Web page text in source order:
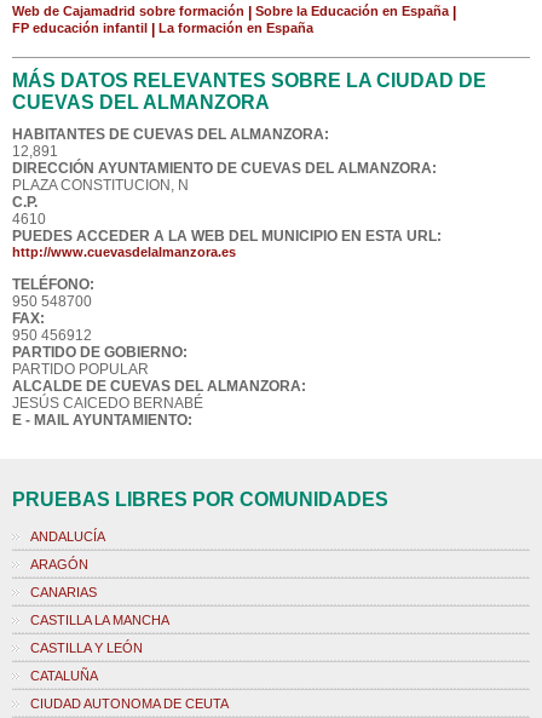
Web de Cajamadrid sobre formación Sobre la Educación en España
FP educación infantil La formación en España
MÁS DATOS RELEVANTES SOBRE LA CIUDAD DE
CUEVAS DEL ALMANZORA
HABITANTES DE CUEVAS DEL ALMANZORA:
12,891
DIRECCIÓN AYUNTAMIENTO DE CUEVAS DEL ALMANZORA:
PLAZA CONSTITUCION, N
C.P.
4610
PUEDES ACCEDER A LA WEB DEL MUNICIPIO EN ESTA URL:
http://www.cuevasdelalmanzora.es
TELÉFONO:
950 548700
FAX:
950 456912
PARTIDO DE GOBIERNO:
PARTIDO POPULAR
ALCALDE DE CUEVAS DEL ALMANZORA:
JESÚS CAICEDO BERNABÉ
E - MAIL AYUNTAMIENTO:
PRUEBAS LIBRES POR COMUNIDADES
ANDALUCÍA
ARAGÓN
CANARIAS
CASTILLA LA MANCHA
CASTILLA Y LEÓN
CATALUÑA
CIUDAD AUTONOMA DE CEUTA